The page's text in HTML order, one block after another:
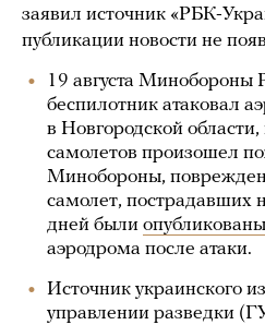
заявил источник «РБК-
публикации новости не
19 августа Минобороны
беспилотник атаковал
в Новгородской области,
самолетов произошел
Минобороны,
самолет, пострадавших
дней были опубликованы
аэродрома после атаки.
Источник украинского
управлении разведки